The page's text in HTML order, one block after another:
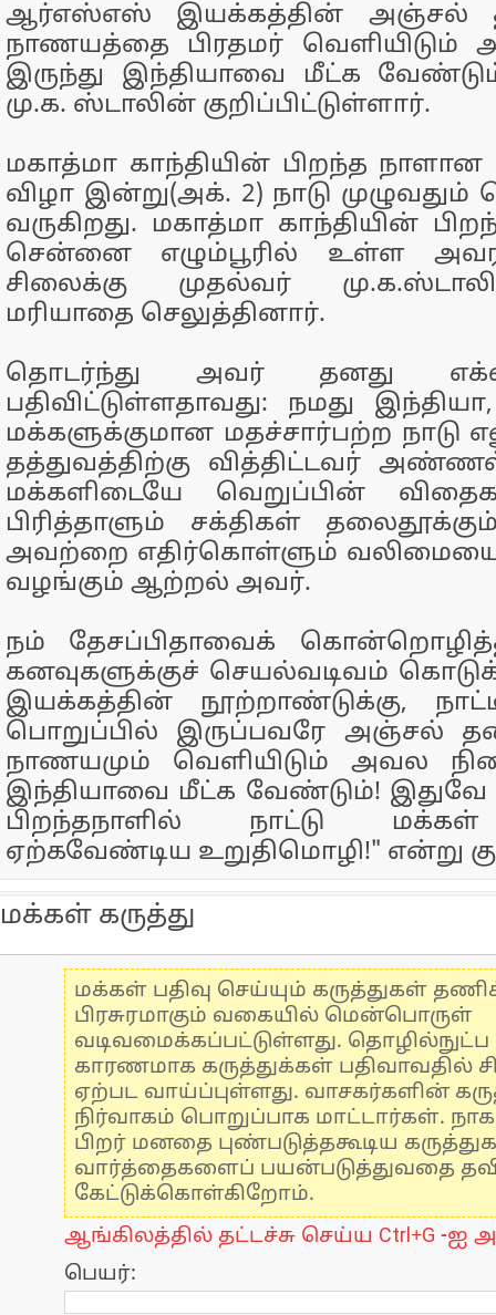
ஆர்எஸ்எஸ் இயக்கத்தின் அஞ்சல்
நாணயத்தை பிரதமர் வெளியிடும்
இருந்து இந்தியாவை மீட்க
மு.க. ஸ்டாலின் குறிப்பிட்டுள்ளார்.
மகாத்மா காந்தியின் பிறந்த நாளான
விழா இன்று(அக். 2) நாடு
வருகிறது. மகாத்மா காந்தியின்
சென்னை எழும்பூரில் உள்ள
சிலைக்கு முதல்வர்
மரியாதை செலுத்தினார்.
தொடர்ந்து அவர் தனது
பதிவிட்டுள்ளதாவது: நமது
மக்களுக்குமான மதச்சார்பற்ற நாடு
தத்துவத்திற்கு வித்திட்டவர்
மக்களிடையே வெறுப்பின்
பிரித்தாளும் சக்திகள்
அவற்றை எதிர்கொள்ளும் வலிமையை
வழங்கும் ஆற்றல் அவர்.
நம் தேசப்பிதாவைக்
கனவுகளுக்குச் செயல்வடிவம்
இயக்கத்தின் நூற்றாண்டுக்கு,
பொறுப்பில் இருப்பவரே அஞ்சல்
நாணயமும் வெளியிடும் அவல
இந்தியாவை மீட்க வேண்டும்! இதுவே
பிறந்தநாளில் நாட்டு
ஏற்கவேண்டிய உறுதிமொழி!" என்று
மக்கள் கருத்து
மக்கள் பதிவு செய்யும் கருத்துகள்
பிரசுரமாகும் வகையில் மென்பொருள்
வடிவமைக்கப்பட்டுள்ளது.
காரணமாக கருத்துக்கள் பதிவாவதில்
ஏற்பட வாய்ப்புள்ளது. வாசகர்களின்
நிர்வாகம் பொறுப்பாக மாட்டார்கள்.
பிறர் மனதை புண்படுத்தகூடிய
வார்த்தைகளைப் பயன்படுத்துவதை
கேட்டுக்கொள்கிறோம்.
ஆங்கிலத்தில் தட்டச்சு செய்ய Ctrl+G -ஐ
பெயர்: